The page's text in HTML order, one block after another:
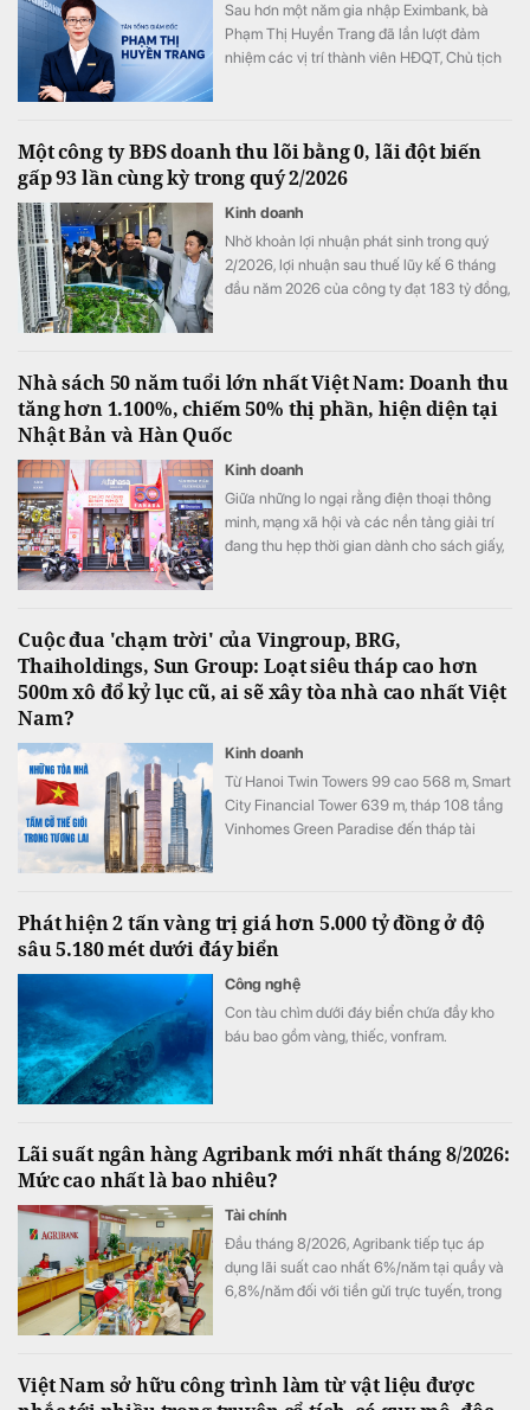
Sau hơn một năm gia nhập Eximbank, bà
Phạm Thị Huyền Trang đã lần lượt đảm
nhiệm các vị trí thành viên HĐQT, Chủ tịch
doanh nghiệp, nữ CEO sinh năm 1982 được
kỳ vọng sẽ dẫn dắt Eximbank bước vào giai
Một công ty BĐS doanh thu lõi bằng 0, lãi đột biến
gấp 93 lần cùng kỳ trong quý 2/2026
Kinh doanh
Nhờ khoản lợi nhuận phát sinh trong quý
2/2026, lợi nhuận sau thuế lũy kế 6 tháng
đầu năm 2026 của công ty đạt 183 tỷ đồng,
Nhà sách 50 năm tuổi lớn nhất Việt Nam: Doanh thu
tăng hơn 1.100%, chiếm 50% thị phần, hiện diện tại
Nhật Bản và Hàn Quốc
Kinh doanh
Giữa những lo ngại rằng điện thoại thông
minh, mạng xã hội và các nền tảng giải trí
đang thu hẹp thời gian dành cho sách giấy,
Cuộc đua 'chạm trời' của Vingroup, BRG,
Thaiholdings, Sun Group: Loạt siêu tháp cao hơn
500m xô đổ kỷ lục cũ, ai sẽ xây tòa nhà cao nhất Việt
Nam?
Kinh doanh
Từ Hanoi Twin Towers 99 cao 568 m, Smart
City Financial Tower 639 m, tháp 108 tầng
Vinhomes Green Paradise đến tháp tài
chục tỷ USD.
Phát hiện 2 tấn vàng trị giá hơn 5.000 tỷ đồng ở độ
sâu 5.180 mét dưới đáy biển
Công nghệ
Con tàu chìm dưới đáy biển chứa đầy kho
báu bao gồm vàng, thiếc, vonfram.
Lãi suất ngân hàng Agribank mới nhất tháng 8/2026:
Mức cao nhất là bao nhiêu?
Tài chính
Đầu tháng 8/2026, Agribank tiếp tục áp
dụng lãi suất cao nhất 6%/năm tại quầy và
6,8%/năm đối với tiền gửi trực tuyến, trong
Việt Nam sở hữu công trình làm từ vật liệu được